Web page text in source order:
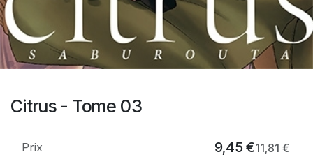
Citrus - Tome 03
Prix 9,45 €11,81€